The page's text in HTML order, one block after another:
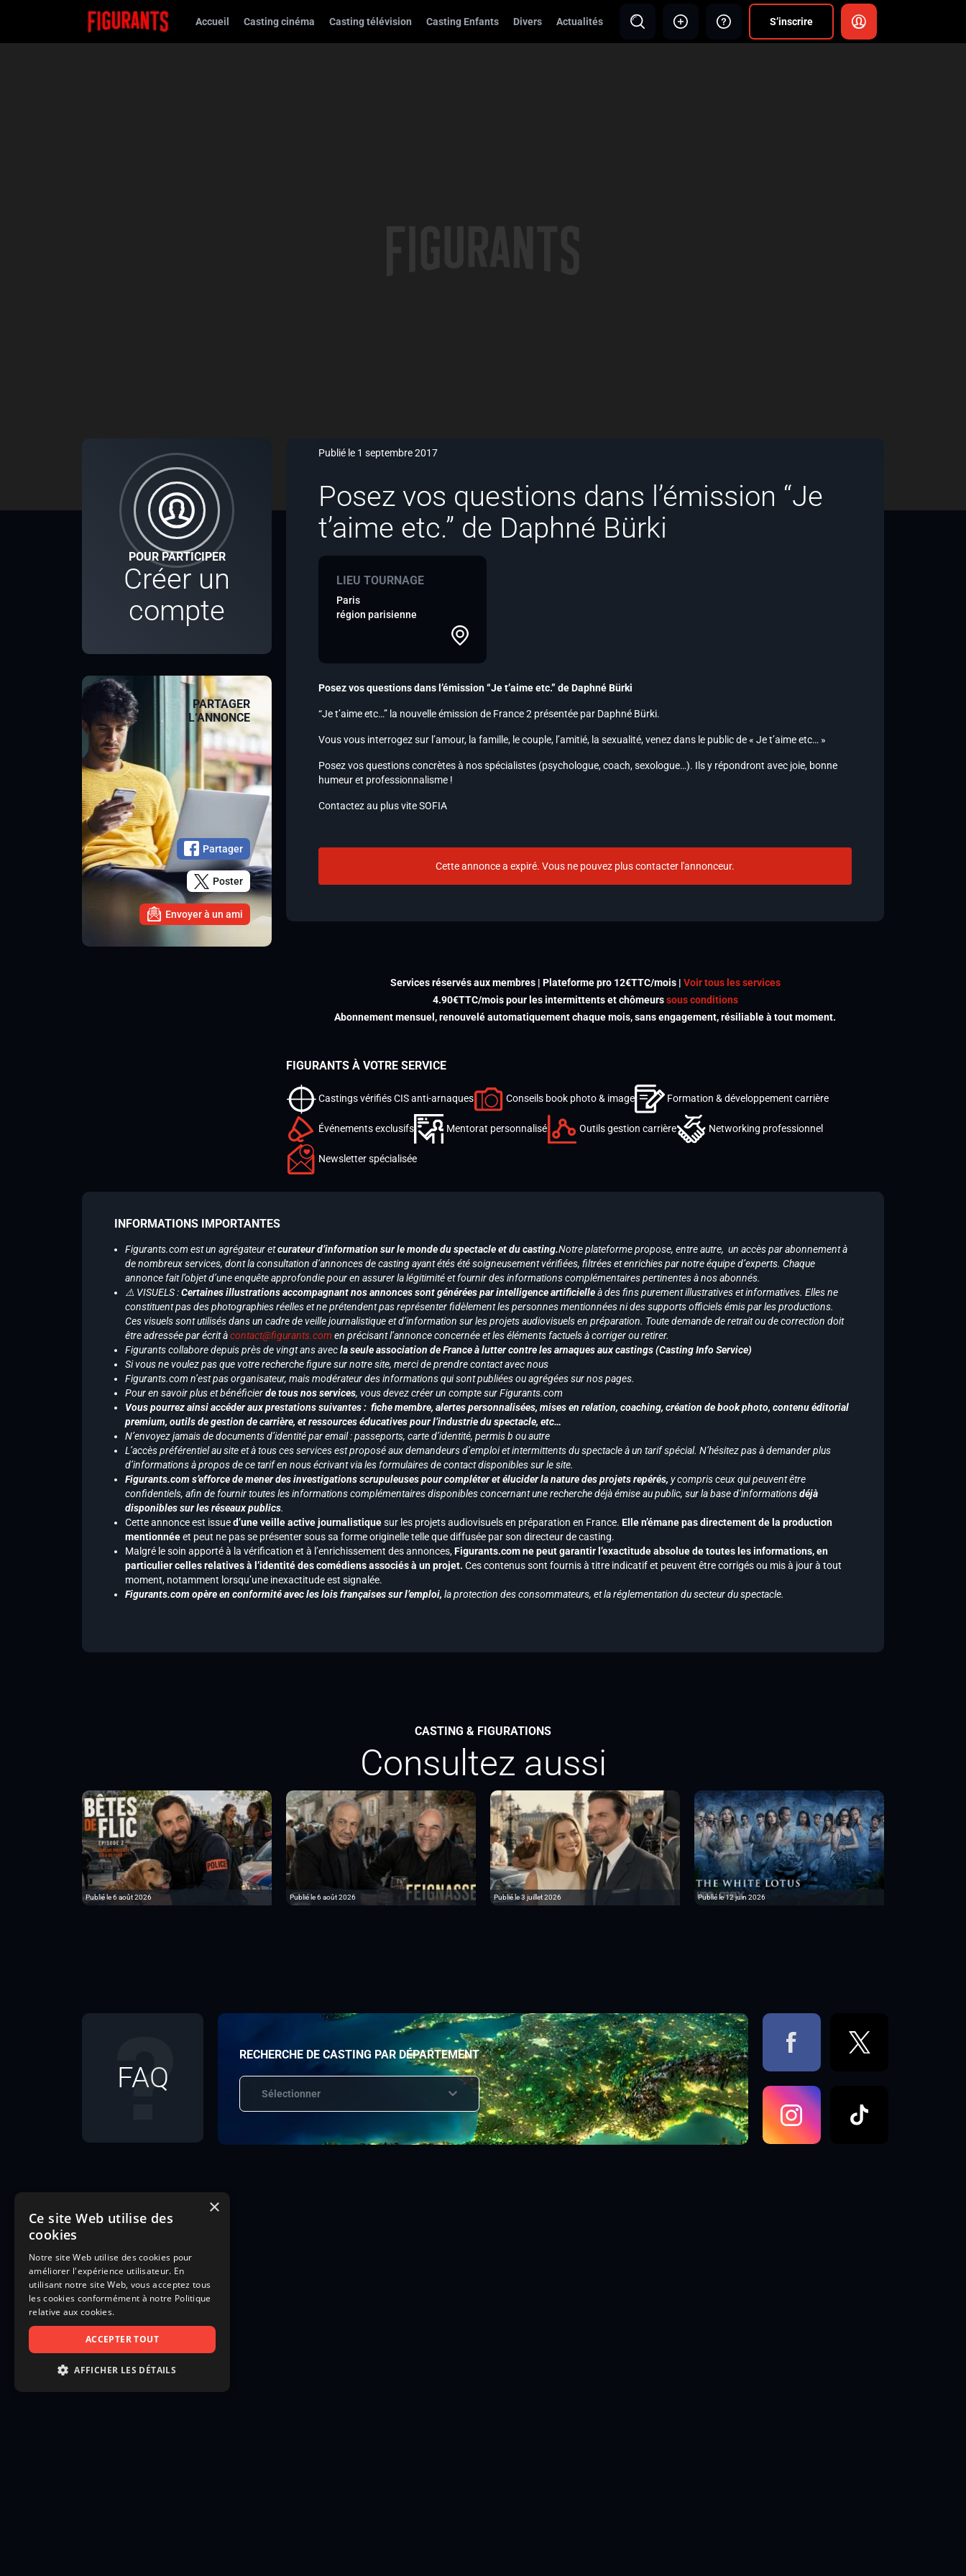
Accueil Casting cinéma Casting télévision Casting Enfants Divers Actualités S’inscrire
POUR PARTICIPER
Créer un
compte
PARTAGER
L’ANNONCE
Partager
Poster
Envoyer à un ami
Publié le 1 septembre 2017
Posez vos questions dans l’émission “Je
t’aime etc.” de Daphné Bürki
LIEU TOURNAGE
Paris
région parisienne
Posez vos questions dans l’émission “Je t’aime etc.” de Daphné Bürki
“Je t’aime etc…” la nouvelle émission de France 2 présentée par Daphné Bürki.
Vous vous interrogez sur l’amour, la famille, le couple, l’amitié, la sexualité, venez dans le public de « Je t’aime etc… »
Posez vos questions concrètes à nos spécialistes (psychologue, coach, sexologue…). Ils y répondront avec joie, bonne
humeur et professionnalisme !
Contactez au plus vite SOFIA
Cette annonce a expiré. Vous ne pouvez plus contacter l'annonceur.
Services réservés aux membres | Plateforme pro 12€TTC/mois | Voir tous les services
4.90€TTC/mois pour les intermittents et chômeurssous conditions
Abonnement mensuel, renouvelé automatiquement chaque mois, sans engagement, résiliable à tout moment.
FIGURANTS À VOTRE SERVICE
Castings vérifiés CIS anti-arnaques Conseils book photo & image Formation & développement carrière
Événements exclusifs Mentorat personnalisé Outils gestion carrière Networking professionnel
Newsletter spécialisée
INFORMATIONS IMPORTANTES
Figurants.com est un agrégateur etcurateur d’information sur le monde du spectacle et du casting.Notre plateforme propose, entre autre, un accès par abonnement à
de nombreux services, dont la consultation d’annonces de casting ayant étés été soigneusement vérifiées, filtrées et enrichies par notre équipe d’experts. Chaque
annonce fait l’objet d’une enquête approfondie pour en assurer la légitimité et fournir des informations complémentaires pertinentes à nos abonnés.
⚠️ VISUELS :Certaines illustrations accompagnant nos annonces sont générées par intelligence artificielleà des fins purement illustratives et informatives. Elles ne
constituent pas des photographies réelles et ne prétendent pas représenter fidèlement les personnes mentionnées ni des supports officiels émis par les productions.
Ces visuels sont utilisés dans un cadre de veille journalistique et d’information sur les projets audiovisuels en préparation. Toute demande de retrait ou de correction doit
être adressée par écrit àcontact@figurants.com en précisant l’annonce concernée et les éléments factuels à corriger ou retirer.
Figurants collabore depuis près de vingt ans avecla seule association de France à lutter contre les arnaques aux castings (Casting Info Service)
Si vous ne voulez pas que votre recherche figure sur notre site, merci de prendre contact avec nous
Figurants.com n’est pas organisateur, mais modérateur des informations qui sont publiées ou agrégées sur nos pages.
Pour en savoir plus et bénéficierde tous nos services, vous devez créer un compte sur Figurants.com
Vous pourrez ainsi accéder aux prestations suivantes : fiche membre, alertes personnalisées, mises en relation, coaching, création de book photo, contenu éditorial
premium, outils de gestion de carrière, et ressources éducatives pour l’industrie du spectacle, etc…
N’envoyez jamais de documents d’identité par email : passeports, carte d’identité, permis b ou autre
L’accès préférentiel au site et à tous ces services est proposé aux demandeurs d’emploi et intermittents du spectacle à un tarif spécial. N’hésitez pas à demander plus
d’informations à propos de ce tarif en nous écrivant via les formulaires de contact disponibles sur le site.
Figurants.com s’efforce de mener des investigations scrupuleuses pour compléter et élucider la nature des projets repérés, y compris ceux qui peuvent être
confidentiels, afin de fournir toutes les informations complémentaires disponibles concernant une recherche déjà émise au public, sur la base d’informationsdéjà
disponibles sur les réseaux publics.
Cette annonce est issued’une veille active journalistiquesur les projets audiovisuels en préparation en France. Elle n’émane pas directement de la production
mentionnéeet peut ne pas se présenter sous sa forme originelle telle que diffusée par son directeur de casting.
Malgré le soin apporté à la vérification et à l’enrichissement des annonces,Figurants.com ne peut garantir l’exactitude absolue de toutes les informations, en
particulier celles relatives à l’identité des comédiens associés à un projet. Ces contenus sont fournis à titre indicatif et peuvent être corrigés ou mis à jour à tout
moment, notamment lorsqu’une inexactitude est signalée.
Figurants.com opère en conformité avec les lois françaises sur l’emploi, la protection des consommateurs, et la réglementation du secteur du spectacle.
CASTING & FIGURATIONS
Consultez aussi
Publié le 6 août 2026 Publié le 6 août 2026 Publié le 3 juillet 2026 Publié le 12 juin 2026
FAQ
RECHERCHE DE CASTING PAR DÉPARTEMENT
Sélectionner
×
Ce site Web utilise des
cookies
Notre site Web utilise des cookies pour
améliorer l'expérience utilisateur. En
utilisant notre site Web, vous acceptez tous
les cookies conformément à notre Politique
relative aux cookies.
ACCEPTER TOUT
AFFICHER LES DÉTAILS